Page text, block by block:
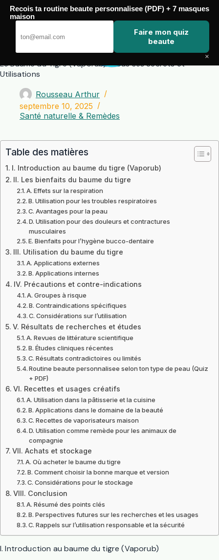
Passer
contenu
Le Baume du Tigre (Vaporub) : Tous ses Secrets et
Utilisations
Rousseau Arthur
septembre 10, 2025
Santé naturelle & Remèdes
Table des matières
I. Introduction au baume du tigre (Vaporub)
II. Les bienfaits du baume du tigre
A. Effets sur la respiration
B. Utilisation pour les troubles respiratoires
C. Avantages pour la peau
D. Utilisation pour des douleurs et contractures
musculaires
E. Bienfaits pour l’hygène bucco-dentaire
III. Utilisation du baume du tigre
A. Applications externes
B. Applications internes
IV. Précautions et contre-indications
A. Groupes à risque
B. Contraindications spécifiques
C. Considérations sur l’utilisation
V. Résultats de recherches et études
A. Revues de littérature scientifique
B. Études cliniques récentes
C. Résultats contradictoires ou limités
Routine beaute personnalisee selon ton type de peau (Quiz
+ PDF)
VI. Recettes et usages créatifs
A. Utilisation dans la pâtisserie et la cuisine
B. Applications dans le domaine de la beauté
C. Recettes de vaporisateurs maison
D. Utilisation comme remède pour les animaux de
compagnie
VII. Achats et stockage
A. Où acheter le baume du tigre
B. Comment choisir la bonne marque et version
C. Considérations pour le stockage
VIII. Conclusion
A. Résumé des points clés
B. Perspectives futures sur les recherches et les usages
C. Rappels sur l’utilisation responsable et la sécurité
I. Introduction au baume du tigre (Vaporub)
Recois ta routine beaute personnalisee (PDF) + 7 masques
maison
Faire mon quiz
beaute
×